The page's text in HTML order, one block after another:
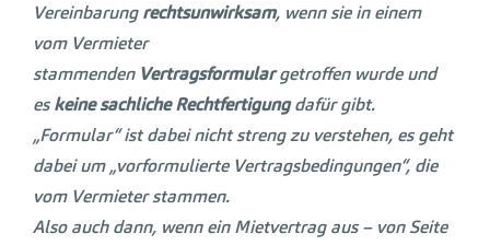
Vereinbarungrechtsunwirksam, wenn sie in einem
vom Vermieter
stammenden Vertragsformulargetroffen wurde und
eskeine sachliche Rechtfertigungdafür gibt.
„Formular“ ist dabei nicht streng zu verstehen, es geht
dabei um „vorformulierte Vertragsbedingungen“, die
vom Vermieter stammen.
Also auch dann, wenn ein Mietvertrag aus – von Seite